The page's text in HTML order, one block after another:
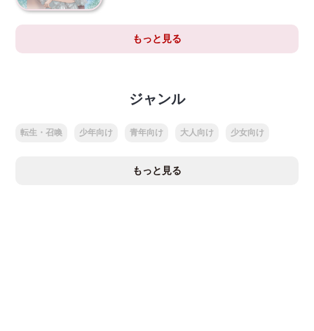
もっと見る
ジャンル
転生・召喚 少年向け 青年向け 大人向け 少女向け
もっと見る